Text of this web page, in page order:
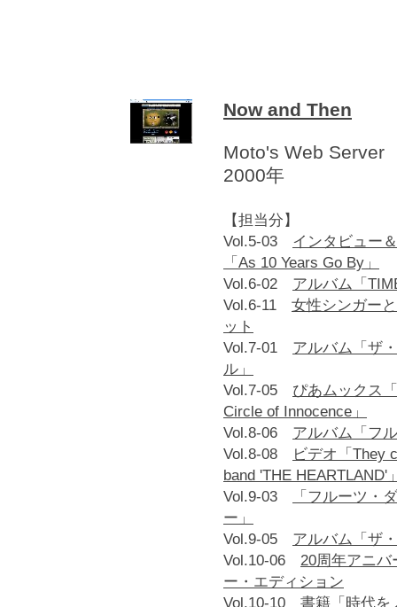
Now and Then
Moto's Web Server
2000年
【担当分】
Vol.5-03 インタビュー
「As 10 Years Go By」
Vol.6-02 アルバム「
Vol.6-11 女性シンガー
ット
Vol.7-01 アルバム「ザ
ル」
Vol.7-05 ぴあムックス
Circle of Innocence」
Vol.8-06 アルバム「フ
Vol.8-08
ビデオ「They
band 'THE HEARTLAND'
Vol.9-03
「フルーツ・
ー」
Vol.9-05 アルバム「ザ
Vol.10-06 20周年アニバ
ー・エディション
Vol.10-10 書籍「時代を